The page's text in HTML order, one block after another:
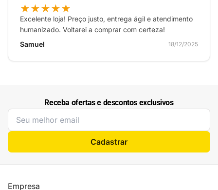
★★★★★
Excelente loja! Preço justo, entrega ágil e atendimento
humanizado. Voltarei a comprar com certeza!
Samuel
18/12/2025
Receba ofertas e descontos exclusivos
Cadastrar
Empresa